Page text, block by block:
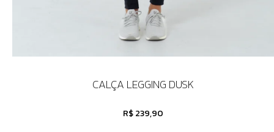
CALÇA LEGGING DUSK
R$ 239,90